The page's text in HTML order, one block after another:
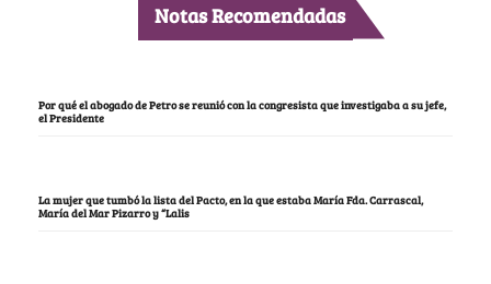
Notas Recomendadas
Por qué el abogado de Petro se reunió con la congresista que investigaba a su jefe,
el Presidente
La mujer que tumbó la lista del Pacto, en la que estaba María Fda. Carrascal,
María del Mar Pizarro y “Lalis